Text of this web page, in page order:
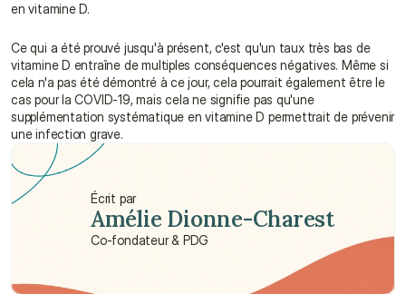
en vitamine D.
Ce qui a été prouvé jusqu'à présent, c'est qu'un taux très bas de
vitamine D entraîne de multiples conséquences négatives. Même si
cela n'a pas été démontré à ce jour, cela pourrait également être le
cas pour la COVID-19, mais cela ne signifie pas qu'une
supplémentation systématique en vitamine D permettrait de prévenir
une infection grave.
Écrit par
Amélie Dionne-Charest
Co-fondateur & PDG